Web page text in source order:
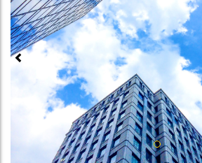
Previous